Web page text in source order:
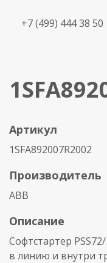
+7 (499) 444 38 50
Артикул
1SFA892007R2002
Производитель
ABB
Описание
Софтстартер
в линию и внутри